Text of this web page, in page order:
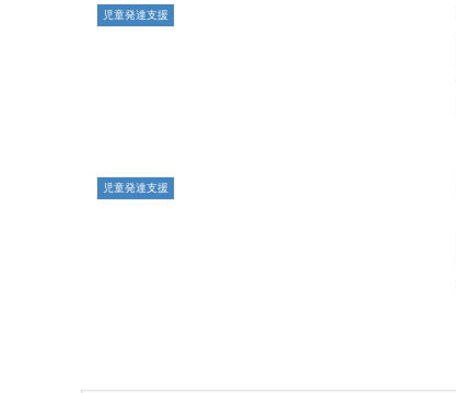
児童発達支援
児童発達支援